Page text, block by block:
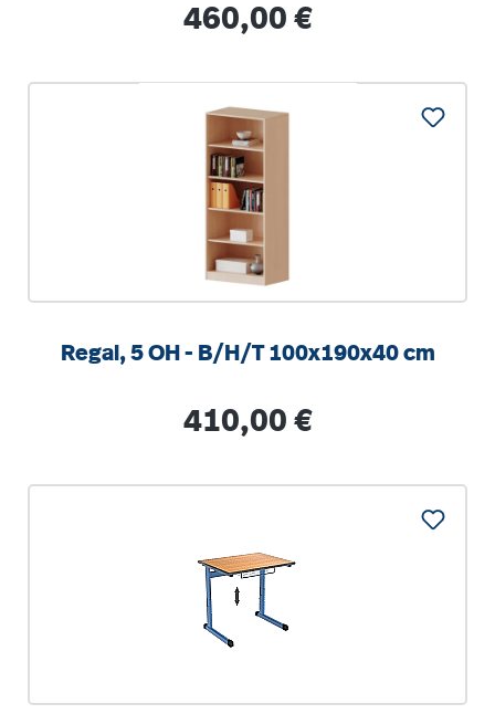
Regulärer Preis:
460,00 €
Regal, 5 OH - B/H/T 100x190x40 cm
Regulärer Preis:
410,00 €